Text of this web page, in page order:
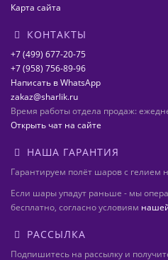
Карта сайта
КОНТАКТЫ
+7 (499) 677-20-75
+7 (958) 756-89-96
Написать в WhatsApp
zakaz@sharlik.ru
Время работы отдела продаж:
Открыть чат на сайте
НАША ГАРАНТИЯ
Гарантируем полёт шаров с гелием
Если шары упадут раньше - мы
бесплатно, согласно условиям
РАССЫЛКА
Подпишитесь на рассылку и